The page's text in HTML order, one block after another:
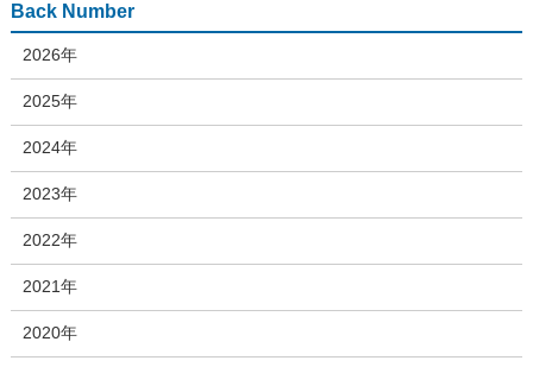
Back Number
2026年
2025年
2024年
2023年
2022年
2021年
2020年